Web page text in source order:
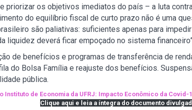
priorizar os objetivos imediatos do país – a luta
do equilíbrio fiscal de curto prazo não é uma
são paliativas: suficientes apenas para
liquidez deverá ficar empoçado no sistema
de benefícios e programas de transferência de
do Bolsa Família e reajuste dos benefícios.
pública.
de Economia da UFRJ: Impacto Econômico da
Clique aqui e leia a íntegra do documento